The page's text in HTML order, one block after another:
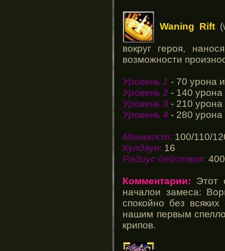
Waning Rift
вокруг героя,
возможности
Уровень 1 - 70 урона
Уровень 2 - 140
Уровень 3 - 210
Уровень 4 - 280
Манакост: 100/110/
Кулдаун: 16
Радиус действия: 400
Комментарии: Этот
началои замеса:
спокойно без
нашим первым
крипов.